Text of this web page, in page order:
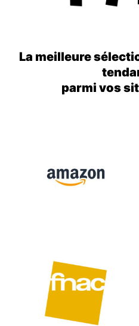
La meilleure
parmi vos